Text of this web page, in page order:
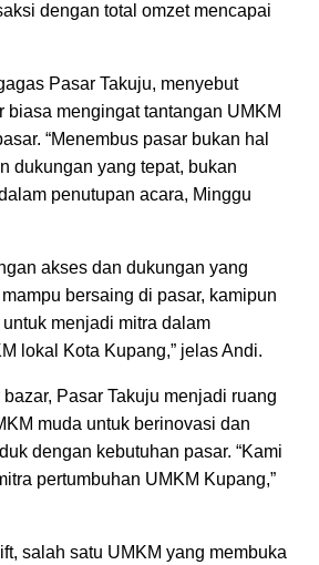
dengan total omzet mencapai
Pasar Takuju, menyebut
biasa mengingat tantangan UMKM
“Menembus pasar bukan hal
dukungan yang tepat, bukan
penutupan acara, Minggu
akses dan dukungan yang
bersaing di pasar, kamipun
menjadi mitra dalam
lokal Kota Kupang,” jelas Andi.
Pasar Takuju menjadi ruang
muda untuk berinovasi dan
dengan kebutuhan pasar. “Kami
pertumbuhan UMKM Kupang,”
salah satu UMKM yang membuka